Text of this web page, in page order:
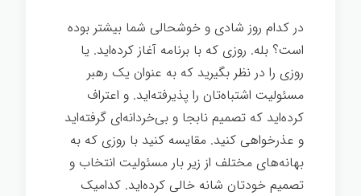
در کدام روز شادی و خوشحالی شما بیشتر بوده
است؟ بله. روزی که با برنامه آغاز کرده‌اید. یا
روزی را در نظر بگیرید که به عنوان یک رهبر
مسئولیت اشتباه‌تان را پذیرفته‌اید. و اعتراف
کرده‌اید که تصمیم نابجا و بی‌خردانه‌ای گرفته‌اید
و عذرخواهی کنید. مقایسه کنید با روزی که به
بهانه‌های مختلف از زیر بار مسئولیت انتخاب و
تصمیم خودتان شانه خالی کرده‌اید. کدامیک